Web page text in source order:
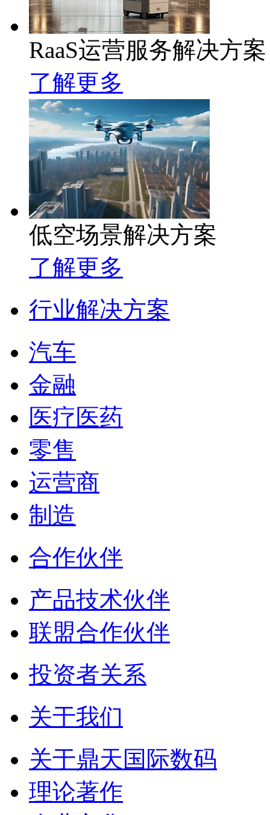
RaaS运营服务解决方案
了解更多
低空场景解决方案
了解更多
行业解决方案
汽车
金融
医疗医药
零售
运营商
制造
合作伙伴
产品技术伙伴
联盟合作伙伴
投资者关系
关于我们
关于鼎天国际数码
理论著作